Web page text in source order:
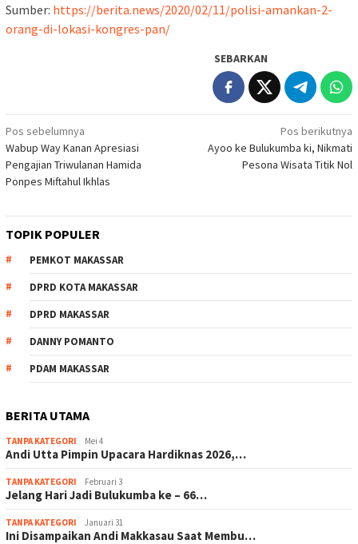
Sumber: https://berita.news/2020/02/11/polisi-amankan-2-
orang-di-lokasi-kongres-pan/
SEBARKAN
Navigasi
pos
Pos sebelumnya
Wabup Way Kanan Apresiasi
Pengajian Triwulanan Hamida
Ponpes Miftahul Ikhlas
Pos berikutnya
Ayoo ke Bulukumba ki, Nikmati
Pesona Wisata Titik Nol
TOPIK POPULER
PEMKOT MAKASSAR
DPRD KOTA MAKASSAR
DPRD MAKASSAR
DANNY POMANTO
PDAM MAKASSAR
BERITA UTAMA
TANPA KATEGORI Mei 4
Andi Utta Pimpin Upacara Hardiknas 2026,…
TANPA KATEGORI Februari 3
Jelang Hari Jadi Bulukumba ke – 66…
TANPA KATEGORI Januari 31
Ini Disampaikan Andi Makkasau Saat Membu…